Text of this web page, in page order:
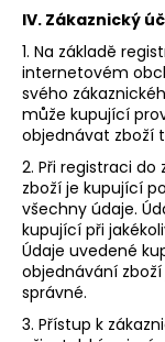
IV. Zákaznický
1. Na základě
internetovém
svého
může kupující
objednávat zboží
2. Při registraci
zboží je kupující
všechny údaje.
kupující při
Údaje uvedené
objednávání
správné.
3. Přístup k